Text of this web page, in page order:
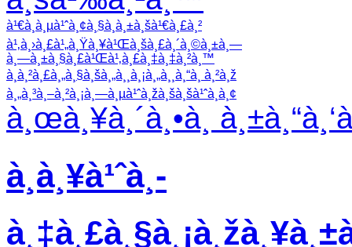
à¹€à¸à¸µà¹ˆà¸¢à¸§à¸à¸±à¸šà¹€à¸£à¸²
à¹‚à¸›à¸£à¹„à¸Ÿà¸¥à¹Œà¸šà¸£à¸´à¸©à¸±à¸—
à¸—à¸±à¸§à¸£à¹Œà¹‚à¸£à¸‡à¸‡à¸²à¸™
à¸à¸²à¸£à¸„à¸§à¸šà¸„à¸¸à¸¡à¸„à¸¸à¸“à¸ à¸²à¸ž
à¸„à¸³à¸–à¸²à¸¡à¸—à¸µà¹ˆà¸žà¸šà¸šà¹ˆà¸­à¸¢
à¸œà¸¥à¸´à¸•à¸
à¸à¸¥à¹ˆà¸­